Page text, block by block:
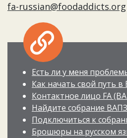
fa-russian@foodaddicts.org
Есть ли у меня
Как начать свой путь в
Контактное лицо FA
Найдите собрание
Подключиться к
Брошюры на русском